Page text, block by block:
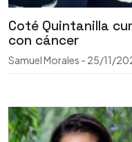
Coté Quintanilla
con cáncer
Samuel Morales - 25/11/